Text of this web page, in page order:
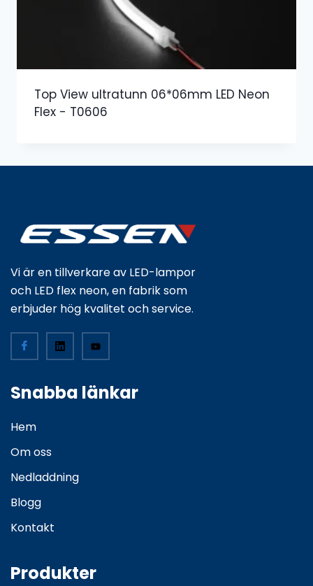
Top View ultratunn 06*06mm LED Neon
Flex - T0606
Vi är en tillverkare av LED-lampor
och LED flex neon, en fabrik som
erbjuder hög kvalitet och service.
Snabba länkar
Hem
Om oss
Nedladdning
Blogg
Kontakt
Produkter